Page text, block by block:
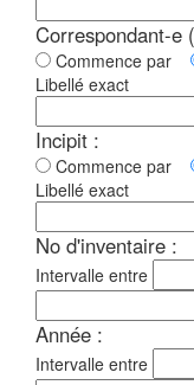
Correspondant-e
Commence par
Libellé exact
Incipit :
Commence par
Libellé exact
No d'inventaire :
Intervalle entre
Année :
Intervalle entre